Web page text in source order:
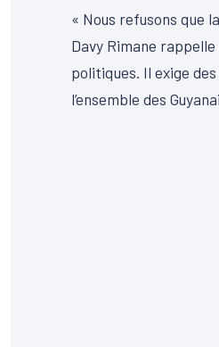
« Nous refusons que
Davy Rimane
politiques. Il exige
l’ensemble des